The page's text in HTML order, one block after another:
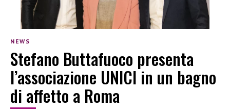
NEWS
Stefano Buttafuoco presenta
l’associazione UNICI in un bagno
di affetto a Roma